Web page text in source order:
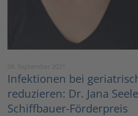
Infektionen bei
reduzieren: Dr. Jana
Schiffbauer-Förderpreis